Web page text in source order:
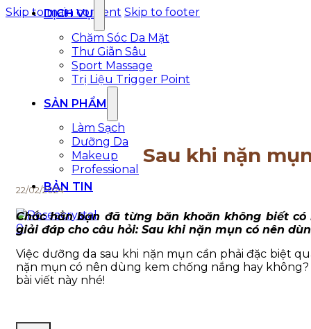
Skip to main content Skip to footer
DỊCH VỤ
Chăm Sóc Da Mặt
Thư Giãn Sâu
Sport Massage
Trị Liệu Trigger Point
SẢN PHẨM
Làm Sạch
Dưỡng Da
Makeup
Professional
BẢN TIN
0
Sau khi nặn
22/02/2024
Chắc hẳn bạn đã từng băn khoăn không biết
giải đáp cho câu hỏi: Sau khi nặn mụn có nên
Việc dưỡng da sau khi nặn mụn cần phải đặc biệt
nặn mụn có nên dùng kem chống nắng hay
bài viết này nhé!